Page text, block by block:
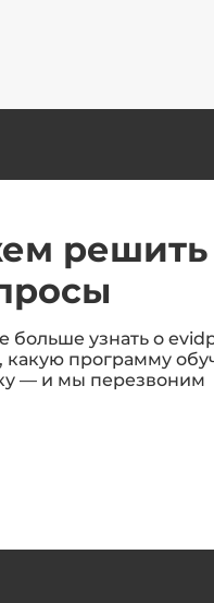
решить
больше узнать о
какую программу
— и мы перезвоним